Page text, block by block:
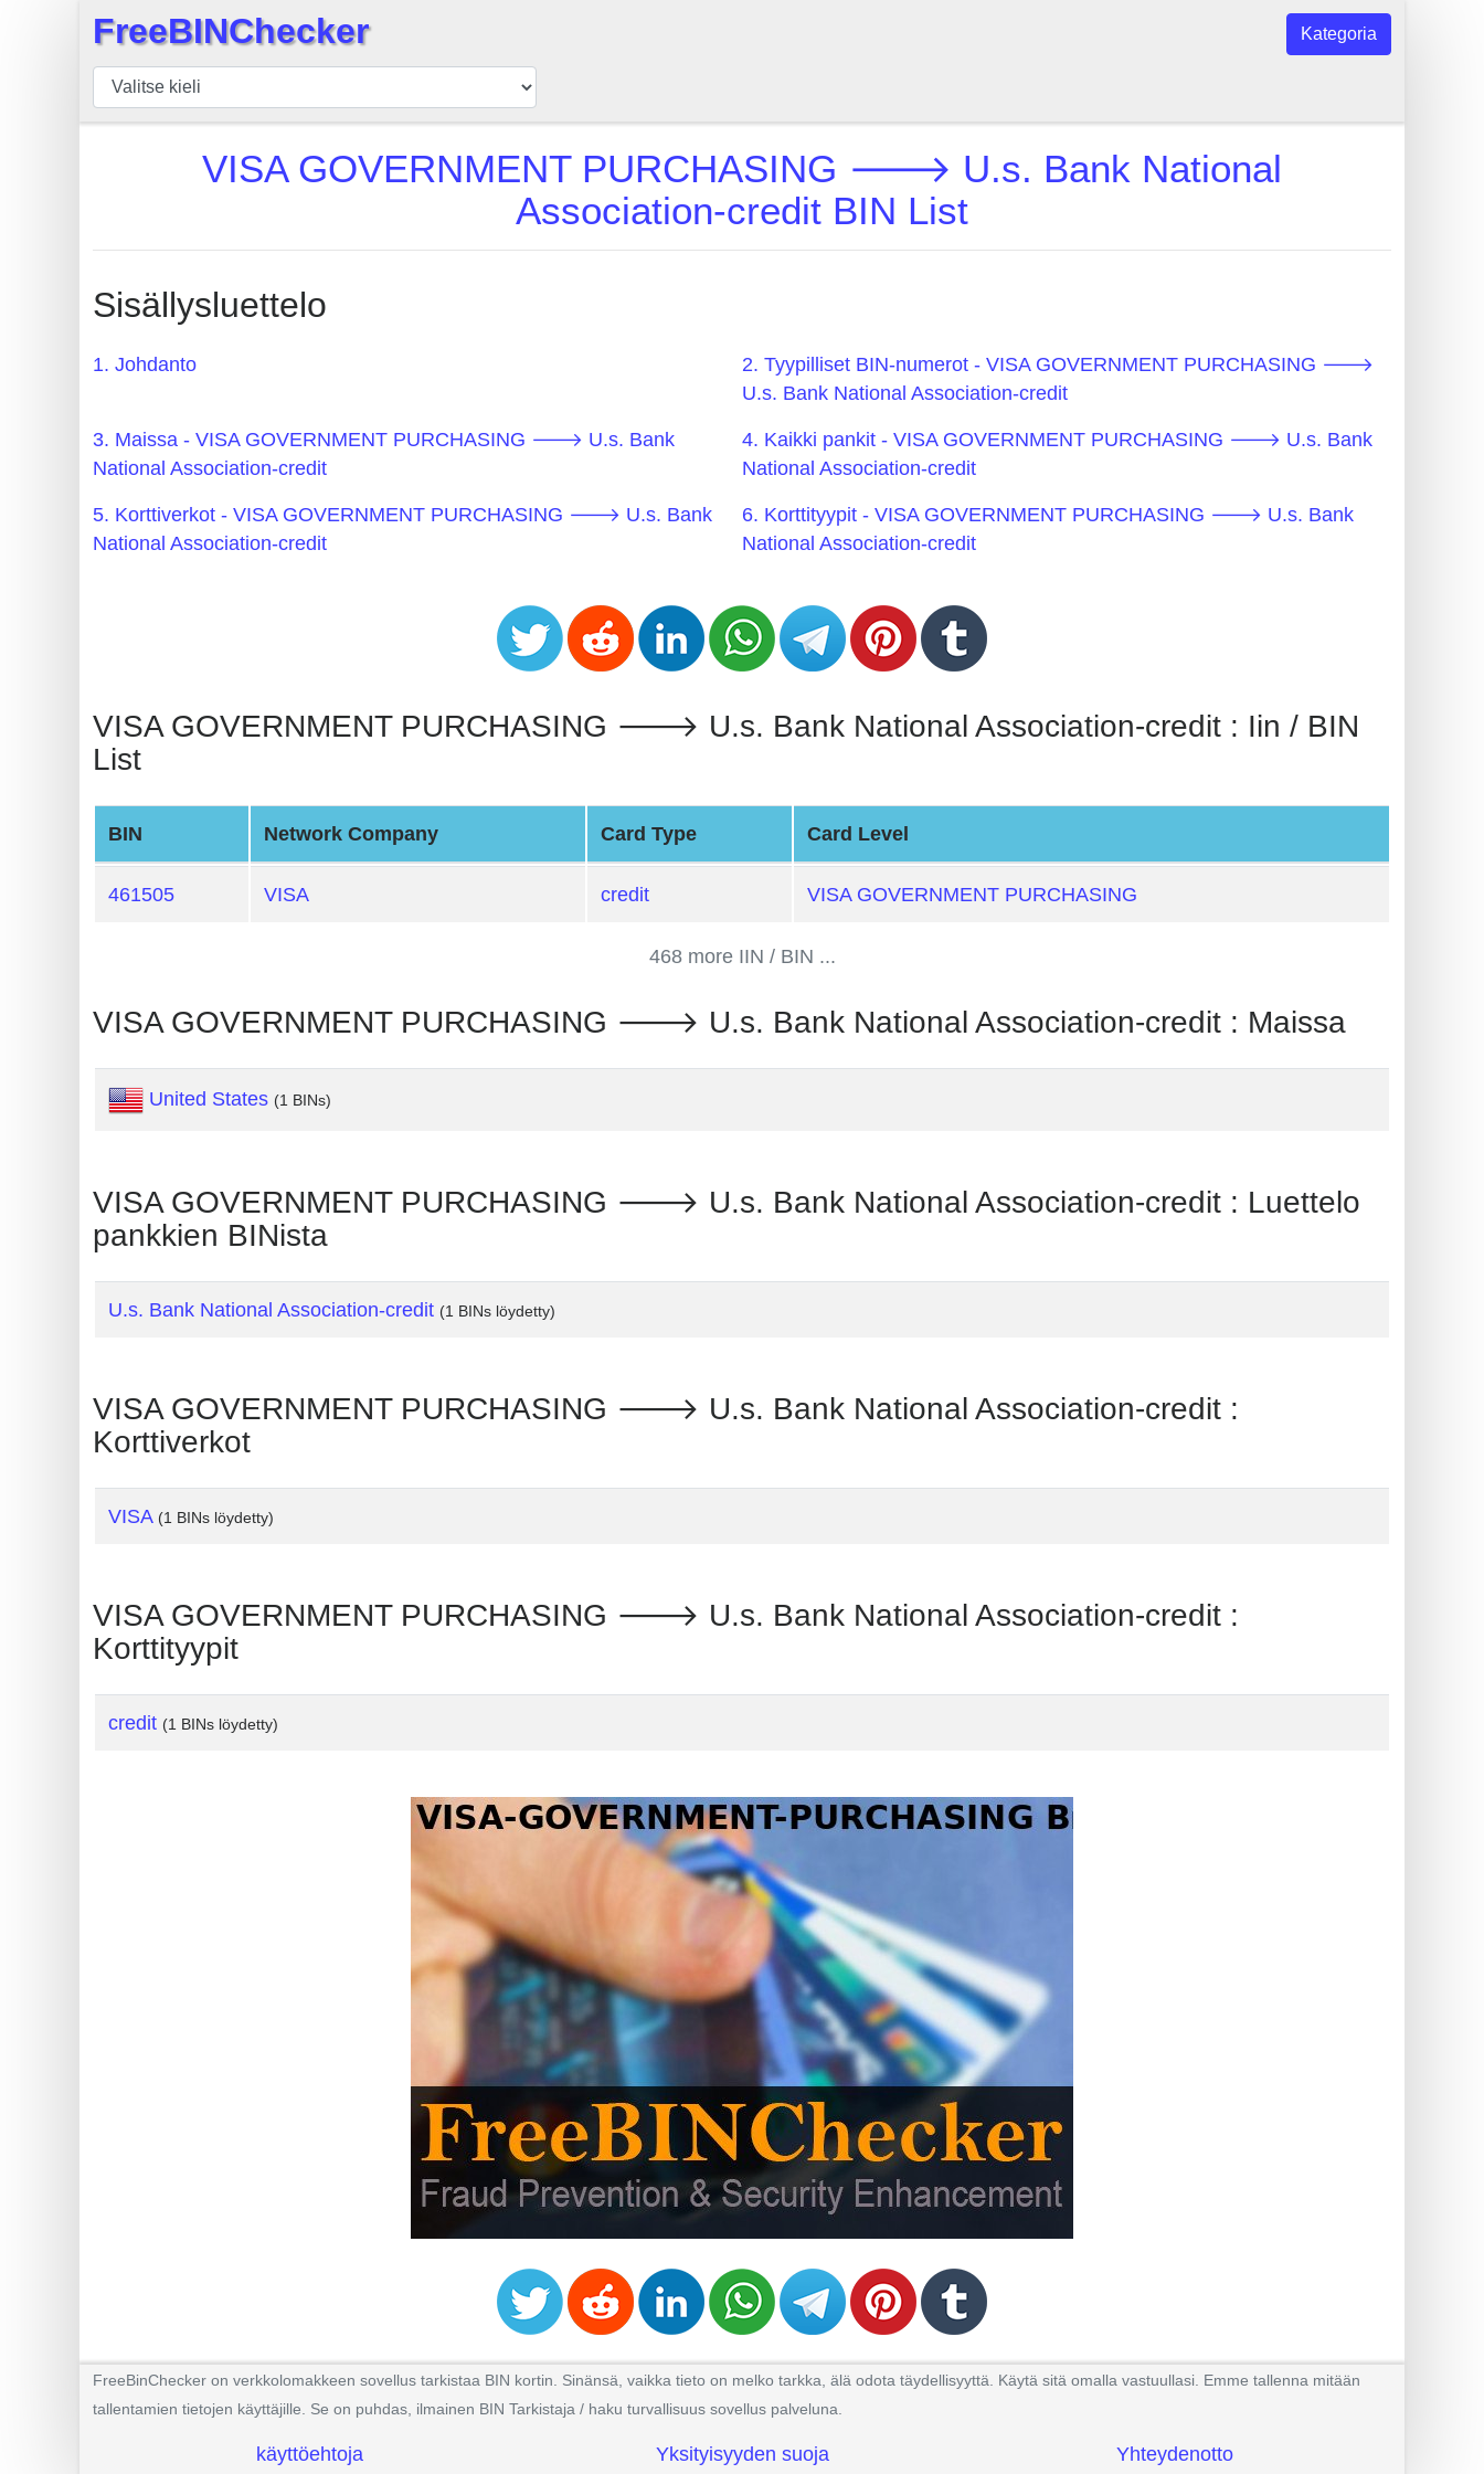
BIN
Tarkistaja
Määrä
API
BIN
Generator
Checker
v2
BIN
CC
Card
Validator
Credit
Card
Generator
Random
Generate
Card
from
Credit
Card
Checker
Service
My
IP
Address
?
IP
IP
BIN
Checker
/
Validator
FreeBINChecker Kategoria
VISA GOVERNMENT PURCHASING 🡒 U.s. Bank National
Association-credit BIN List
Sisällysluettelo
1. Johdanto
2. Tyypilliset BIN-numerot - VISA GOVERNMENT PURCHASING 🡒
U.s. Bank National Association-credit
3. Maissa - VISA GOVERNMENT PURCHASING 🡒 U.s. Bank
National Association-credit
4. Kaikki pankit - VISA GOVERNMENT PURCHASING 🡒 U.s. Bank
National Association-credit
5. Korttiverkot - VISA GOVERNMENT PURCHASING 🡒 U.s. Bank
National Association-credit
6. Korttityypit - VISA GOVERNMENT PURCHASING 🡒 U.s. Bank
National Association-credit
VISA GOVERNMENT PURCHASING 🡒 U.s. Bank National Association-credit : Iin / BIN
List
BIN Network Company Card Type Card Level
461505 VISA credit VISA GOVERNMENT PURCHASING
468 more IIN / BIN ...
VISA GOVERNMENT PURCHASING 🡒 U.s. Bank National Association-credit : Maissa
United States (1 BINs)
VISA GOVERNMENT PURCHASING 🡒 U.s. Bank National Association-credit : Luettelo
pankkien BINista
U.s. Bank National Association-credit (1 BINs löydetty)
VISA GOVERNMENT PURCHASING 🡒 U.s. Bank National Association-credit :
Korttiverkot
VISA (1 BINs löydetty)
VISA GOVERNMENT PURCHASING 🡒 U.s. Bank National Association-credit :
Korttityypit
credit (1 BINs löydetty)
FreeBinChecker on verkkolomakkeen sovellus tarkistaa BIN kortin. Sinänsä, vaikka tieto on melko tarkka, älä odota täydellisyyttä. Käytä sitä omalla vastuullasi. Emme tallenna mitään
tallentamien tietojen käyttäjille. Se on puhdas, ilmainen BIN Tarkistaja / haku turvallisuus sovellus palveluna.
käyttöehtoja Yksityisyyden suoja Yhteydenotto